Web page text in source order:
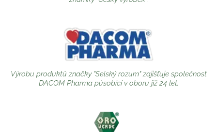
Výrobu produktů značky "Selský rozum" zajišťuje společnost
DACOM Pharma působící v oboru již 24 let.